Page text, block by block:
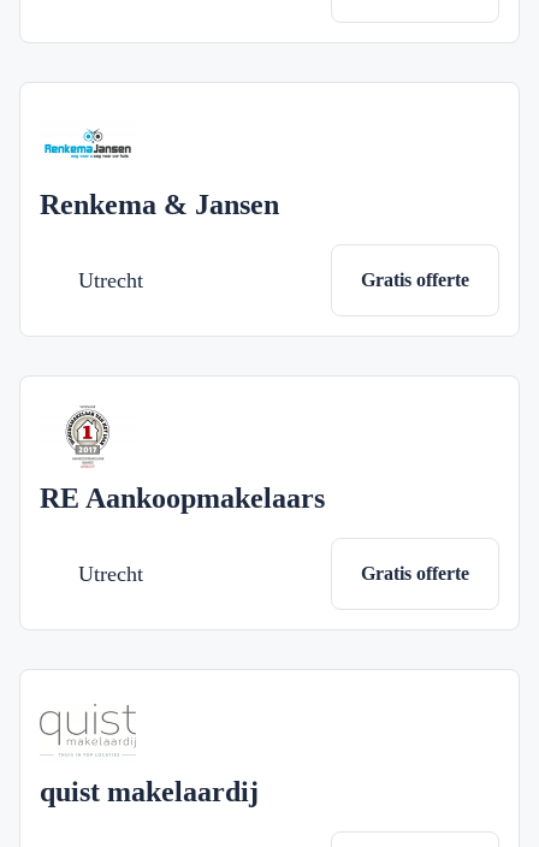
Renkema & Jansen
Utrecht Gratis offerte
RE Aankoopmakelaars
Utrecht Gratis offerte
quist makelaardij